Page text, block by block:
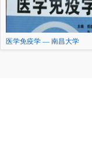
医学免疫学 — 南昌大学